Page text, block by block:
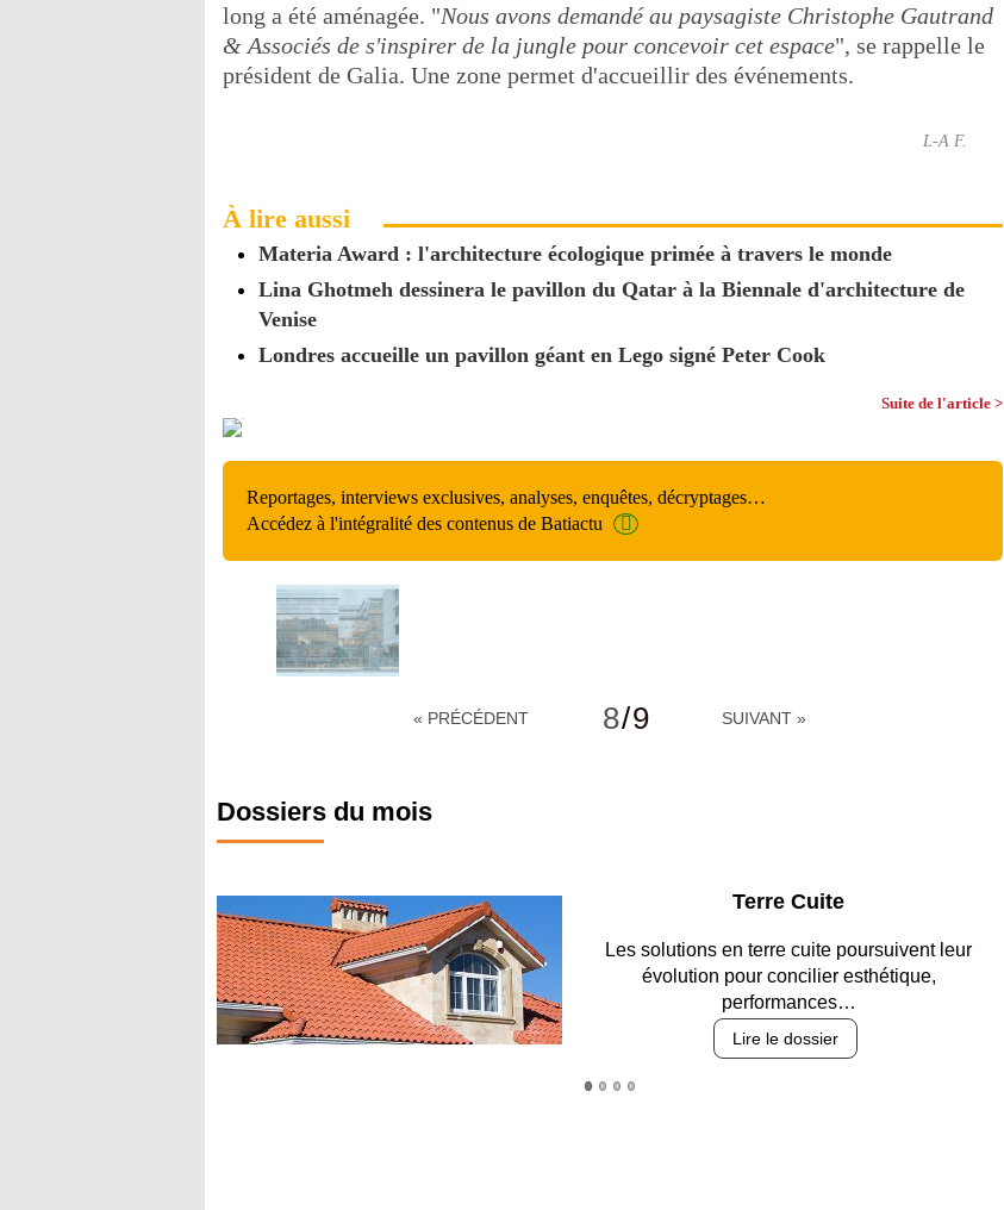
long a été aménagée. "Nous avons demandé au paysagiste Christophe Gautrand
& Associés de s'inspirer de la jungle pour concevoir cet espace", se rappelle le
président de Galia. Une zone permet d'accueillir des événements.
L-A F.
À lire aussi
Materia Award : l'architecture écologique primée à travers le monde
Lina Ghotmeh dessinera le pavillon du Qatar à la Biennale d'architecture de
Venise
Londres accueille un pavillon géant en Lego signé Peter Cook
Suite de l'article >
Reportages, interviews exclusives, analyses, enquêtes, décryptages…
Accédez à l'intégralité des contenus de Batiactu
« PRÉCÉDENT 8/9 SUIVANT »
Dossiers du mois
Parking et garages
Entre circulation, sécurisation des accès, durabilité
des revêtements et intégration…
Lire le dossier